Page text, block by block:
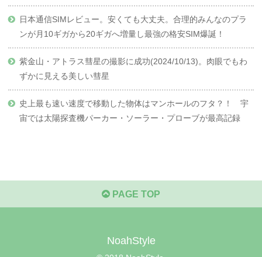
日本通信SIMレビュー。安くても大丈夫。合理的みんなのプラ
ンが月10ギガから20ギガへ増量し最強の格安SIM爆誕！
紫金山・アトラス彗星の撮影に成功(2024/10/13)。肉眼でもわ
ずかに見える美しい彗星
史上最も速い速度で移動した物体はマンホールのフタ？！ 宇
宙では太陽探査機パーカー・ソーラー・プローブが最高記録
PAGE TOP
NoahStyle